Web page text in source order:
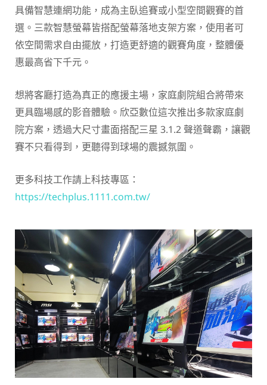
具備智慧連網功能，成為主臥追賽或小型空間觀賽的首
選。三款智慧螢幕皆搭配螢幕落地支架方案，使用者可
依空間需求自由擺放，打造更舒適的觀賽角度，整體優
惠最高省下千元。
想將客廳打造為真正的應援主場，家庭劇院組合將帶來
更具臨場感的影音體驗。欣亞數位這次推出多款家庭劇
院方案，透過大尺寸畫面搭配三星 3.1.2 聲道聲霸，讓觀
賽不只看得到，更聽得到球場的震撼氛圍。
更多科技工作請上科技專區：
https://techplus.1111.com.tw/